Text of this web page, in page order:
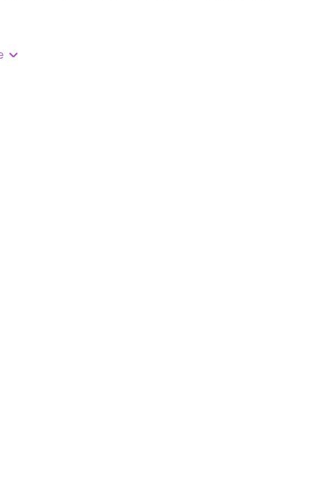
сыворотки активно заживляют и укрепляют кожный